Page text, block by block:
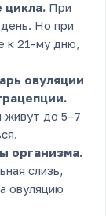
цикла. При
Но при
к 21-му дню,
овуляции
до 5–7
организма.
слизь,
овуляцию